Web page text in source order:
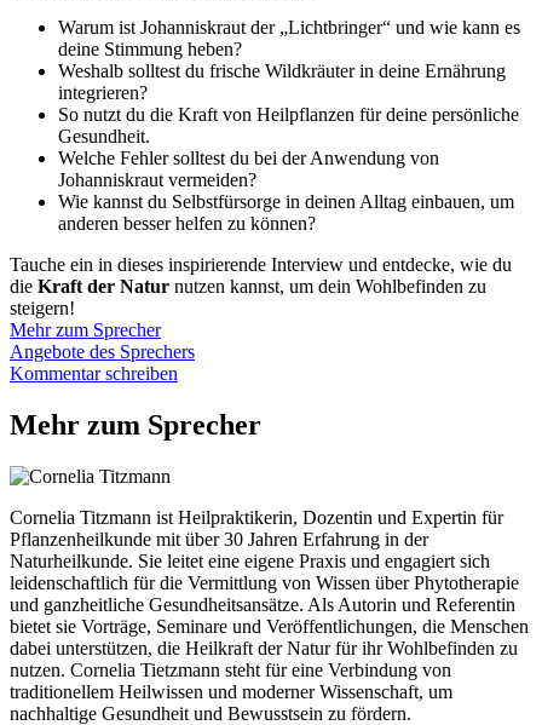
Warum ist Johanniskraut der „Lichtbringer“ und wie kann es
deine Stimmung heben?
Weshalb solltest du frische Wildkräuter in deine Ernährung
integrieren?
So nutzt du die Kraft von Heilpflanzen für deine persönliche
Gesundheit.
Welche Fehler solltest du bei der Anwendung von
Johanniskraut vermeiden?
Wie kannst du Selbstfürsorge in deinen Alltag einbauen, um
anderen besser helfen zu können?
Tauche ein in dieses inspirierende Interview und entdecke, wie du
die Kraft der Natur nutzen kannst, um dein Wohlbefinden zu
steigern!
Mehr zum Sprecher
Angebote des Sprechers
Kommentar schreiben
Mehr zum Sprecher
Cornelia Titzmann ist Heilpraktikerin, Dozentin und Expertin für
Pflanzenheilkunde mit über 30 Jahren Erfahrung in der
Naturheilkunde. Sie leitet eine eigene Praxis und engagiert sich
leidenschaftlich für die Vermittlung von Wissen über Phytotherapie
und ganzheitliche Gesundheitsansätze. Als Autorin und Referentin
bietet sie Vorträge, Seminare und Veröffentlichungen, die Menschen
dabei unterstützen, die Heilkraft der Natur für ihr Wohlbefinden zu
nutzen. Cornelia Tietzmann steht für eine Verbindung von
traditionellem Heilwissen und moderner Wissenschaft, um
nachhaltige Gesundheit und Bewusstsein zu fördern.